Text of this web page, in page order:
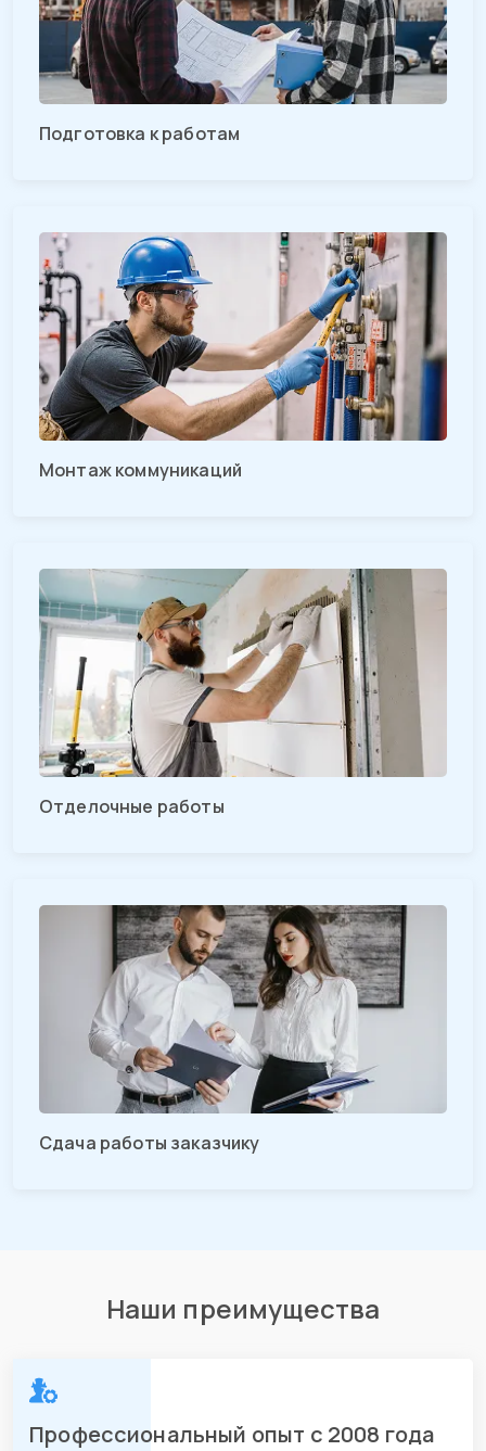
Подготовка к работам
Монтаж коммуникаций
Отделочные работы
Сдача работы заказчику
Наши преимущества
Профессиональный опыт с 2008 года